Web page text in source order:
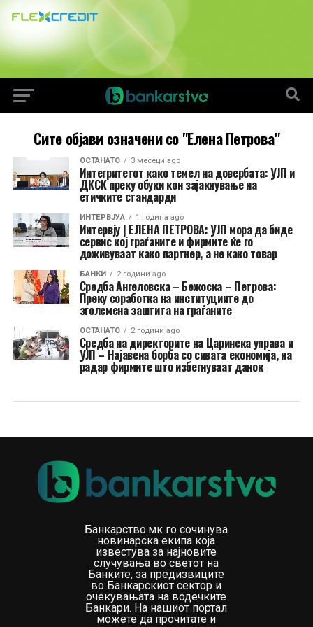
Сите објави означени со "Елена Петрова"
ОСТАНАТО 3 месеци ago
Интегритетот како темел на довербата: УЈП и
ДКСК преку обуки кон зајакнување на
етичките стандарди
ИНТЕРВЈУА 1 година ago
Интервју | ЕЛЕНА ПЕТРОВА: УЈП мора да биде
сервис кој граѓаните и фирмите ќе го
доживуваат како партнер, а не како товар
БАНКИ 2 години ago
Средба Ангеловска – Бежоска – Петрова:
Преку соработка на институциите до
зголемена заштита на граѓаните
ОСТАНАТО 2 години ago
Средба на директорите на Царинска управа и
УЈП – Најавена борба со сивата економија, на
радар фирмите што избегнуваат данок
Банкарство.мк го сочинува
новинарска екипа која
известува за најновите
случувања во светот на
Банките, за предизвиците
во Банкарскиот сектор и
очекувањата на водечките
Банкари. На нашиот портал
можете да прочитате и